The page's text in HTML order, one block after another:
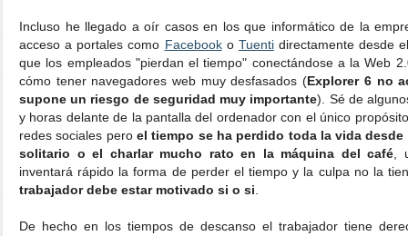
Incluso he llegado a oír casos en los que informático de la
acceso a portales como Facebooko Tuentidirectamente desde
que los empleados "pierdan el tiempo" conectándose a la Web
cómo tener navegadores web muy desfasados (Explorer 6 no
supone un riesgo de seguridad muy importante). Sé de
y horas delante de la pantalla del ordenador con el único
redes sociales pero el tiempo se ha perdido toda la vida
solitario o el charlar mucho rato en la máquina del café ,
inventará rápido la forma de perder el tiempo y la culpa no la
trabajador debe estar motivado si o si
De hecho en los tiempos de descanso el trabajador tiene